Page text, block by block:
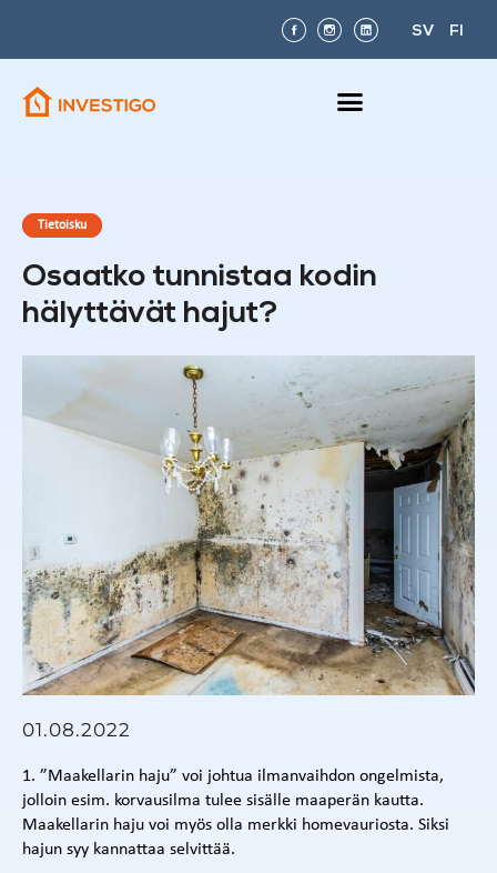
SV FI
Tietoisku
Osaatko tunnistaa kodin
hälyttävät hajut?
01.08.2022
1. ”Maakellarin haju” voi johtua ilmanvaihdon ongelmista,
jolloin esim. korvausilma tulee sisälle maaperän kautta.
Maakellarin haju voi myös olla merkki homevauriosta. Siksi
hajun syy kannattaa selvittää.